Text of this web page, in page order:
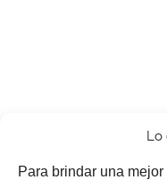
Lo
Para brindar una